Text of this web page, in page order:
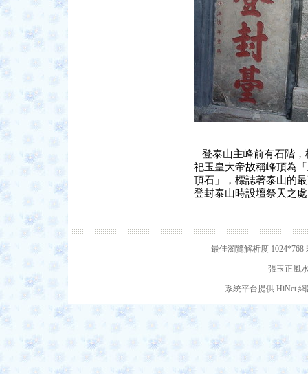
登泰山主峰前有石階
祀玉皇大帝故稱峰頂為
頂石」，標誌著泰山的
登封泰山時設壇祭天之
最佳瀏覽解析度
張玉正風
系統平台提供 HiNet